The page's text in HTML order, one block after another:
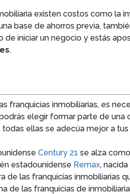
existen costos como la
base de ahorros previa,
iniciar un negocio y estás
.
inmobiliarias, es
elegir formar parte de
ellas se adecúa mejor a
Century 21 se alza
estadounidense Remax,
las franquicias inmobiliarias
de las franquicias de